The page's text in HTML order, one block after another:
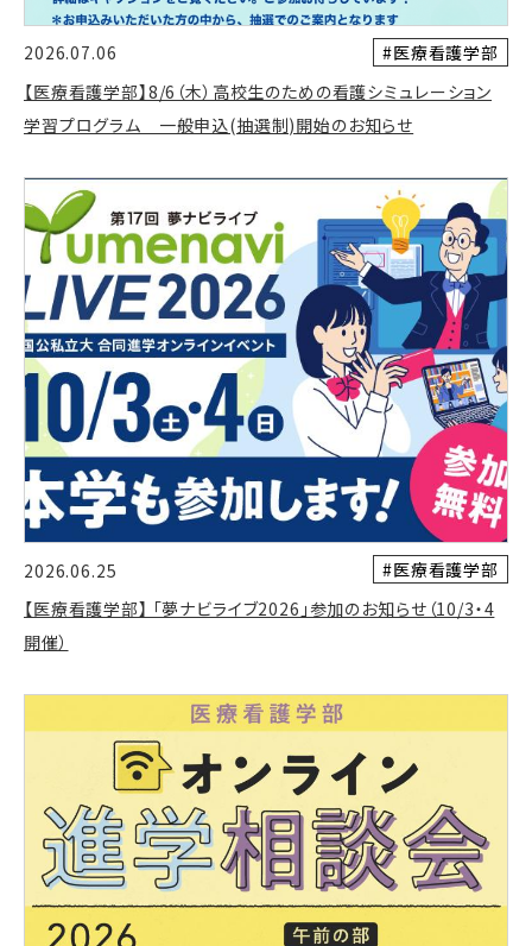
2026.07.06
#医療看護学部
【医療看護学部】8/6（木）高校生のための看護シミュレーション
学習プログラム 一般申込(抽選制)開始のお知らせ
2026.06.25
#医療看護学部
【医療看護学部】 「夢ナビライブ2026」参加のお知らせ（10/3・4
開催）